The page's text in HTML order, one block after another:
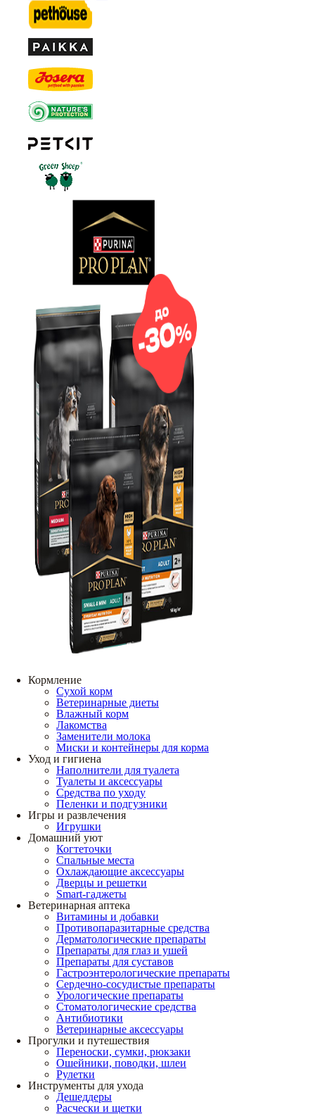
Кормление
Сухой корм
Ветеринарные диеты
Влажный корм
Лакомства
Заменители молока
Миски и контейнеры для корма
Уход и гигиена
Наполнители для туалета
Туалеты и аксессуары
Средства по уходу
Пеленки и подгузники
Игры и развлечения
Игрушки
Домашний уют
Когтеточки
Спальные места
Охлаждающие аксессуары
Дверцы и решетки
Smart-гаджеты
Ветеринарная аптека
Витамины и добавки
Противопаразитарные средства
Дерматологические препараты
Препараты для глаз и ушей
Препараты для суставов
Гастроэнтерологические препараты
Сердечно-сосудистые препараты
Урологические препараты
Стоматологические средства
Антибиотики
Ветеринарные аксессуары
Прогулки и путешествия
Переноски, сумки, рюкзаки
Ошейники, поводки, шлеи
Рулетки
Инструменты для ухода
Дешеддеры
Расчески и щетки